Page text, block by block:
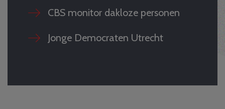
CBS monitor dakloze personen
Jonge Democraten Utrecht